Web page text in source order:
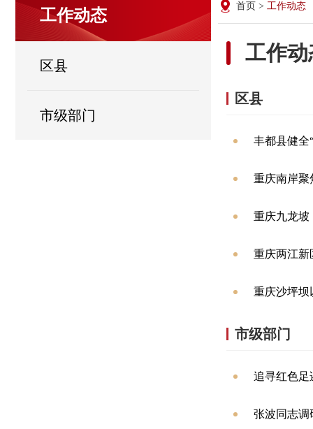
工作动态
区县
市级部门
首页 > 工作动态
工作动
区县
丰都县健全
重庆南岸聚
重庆九龙坡
重庆两江新
重庆沙坪坝
市级部门
追寻红色
张波同志调